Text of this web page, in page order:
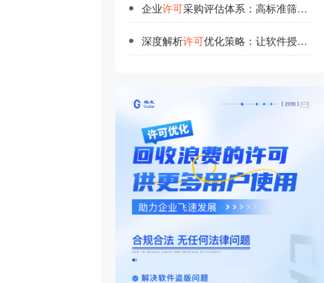
企业许可采购评估体系：高标准筛选可靠供应商
深度解析许可优化策略：让软件授权不再浪费